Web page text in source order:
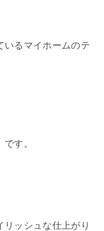
いるマイホームのテ
す。
ッシュな仕上がり